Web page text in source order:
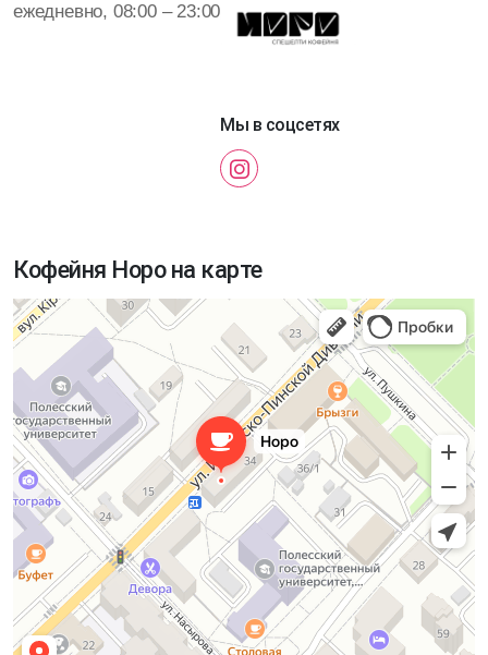
ежедневно, 08:00 – 23:00
Мы в соцсетях
Кофейня Норо на карте
Норо
Кофейня в Пинске
Магазин кофе в Пинске